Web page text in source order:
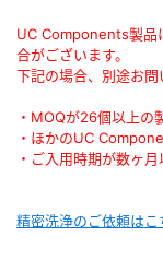
UC Components製品
合がございます。
下記の場合、別途お問
・MOQが26個以上の
・ほかのUC
・ご入用時期が数ヶ
精密洗浄のご依頼はこ